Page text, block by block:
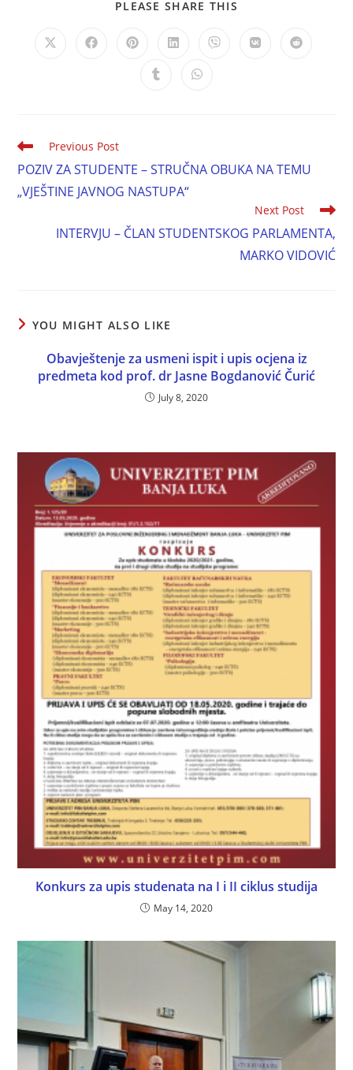
PLEASE SHARE THIS
Previous Post
POZIV ZA STUDENTE – STRUČNA OBUKA NA TEMU
„VJEŠTINE JAVNOG NASTUPA“
Next Post
INTERVJU – ČLAN STUDENTSKOG PARLAMENTA,
MARKO VIDOVIĆ
YOU MIGHT ALSO LIKE
Obavještenje za usmeni ispit i upis ocjena iz
predmeta kod prof. dr Jasne Bogdanović Čurić
July 8, 2020
Konkurs za upis studenata na I i II ciklus studija
May 14, 2020